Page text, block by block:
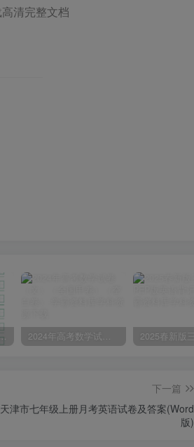
清完整文档
三描红写字表字帖 2024年高考数学试卷（文）（全国甲卷）（空白卷）
下一篇
津市七年级上册月考英语试卷及答案(Word
版)